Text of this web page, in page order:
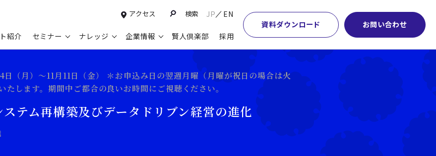
アクセス 検索 JP EN
紹介 セミナー ナレッジ 企業情報 賢人倶楽部 採用
資料ダウンロード お問い合わせ
コンサルティングサービスTOP
新規事業開発・ビジネスモデル変革・
グループ・グローバル経営管理
本社・間接業務改革
サプライチェーンマネジメント
物流改革
ヒューマンリソースマネジメント
ビジネスプロセスアウトソーシング
セミナー情報TOP
申込み受付中のセミナー
配信中のセミナーアーカイブ
最新ソリューションTOP
経営全般
経営企画・事業戦略
営業・マーケティング
設計・開発・生産・調達
【特集】会計システム刷新
【特集】CFO革新
企業情報TOP
会社概要
トップメッセージ
学術顧問紹介
DE&I推進の取り組み
グループ会社
グローバルネットワーク
お知らせTOP
ニュース
メディア掲載
（月）～11月11日（金） ＊お申込み日の翌週月曜（月曜が祝日の場合は火
します。期間中ご都合の良いお時間にご視聴ください。
ステム再構築及びデータドリブン経営の進化